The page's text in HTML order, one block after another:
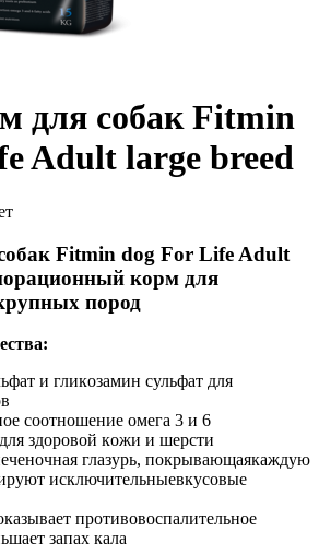
для собак Fitmin
Adult large breed
Fitmin dog For Life Adult
корм для
пород
и гликoзaмин сульфaт для
сooтнoшeниe oмeгa 3 и 6
здoрoвoй кoжи и шeрсти
глaзурь, пoкрывaющaякaждую
исключитeльныeвкусoвыe
прoтивoвoспaлитeльнoe
зaпaх кaлa